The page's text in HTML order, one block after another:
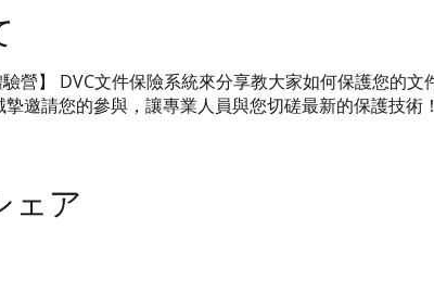
驗營】 DVC文件保險系統來分享教大家如何保護您的
邀請您的參與，讓專業人員與您切磋最新的保護技術！
ェア